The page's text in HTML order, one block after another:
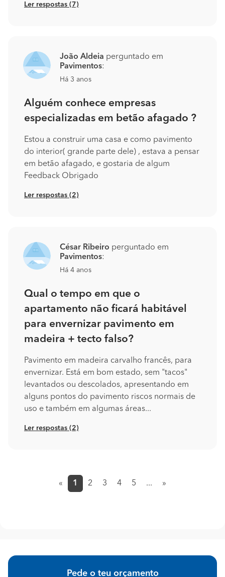
Ler respostas (7)
João Aldeia perguntado em
Pavimentos:
Há 3 anos
Alguém conhece empresas
especializadas em betão afagado ?
Estou a construir uma casa e como pavimento
do interior( grande parte dele) , estava a pensar
em betão afagado, e gostaria de algum
Feedback Obrigado
Ler respostas (2)
César Ribeiro perguntado em
Pavimentos:
Há 4 anos
Qual o tempo em que o
apartamento não ficará habitável
para envernizar pavimento em
madeira + tecto falso?
Pavimento em madeira carvalho francês, para
envernizar. Está em bom estado, sem "tacos"
levantados ou descolados, apresentando em
alguns pontos do pavimento riscos normais de
uso e também em algumas áreas...
Ler respostas (2)
« 1 (current)
2 3 4 5 ... »
Pede o teu orçamento